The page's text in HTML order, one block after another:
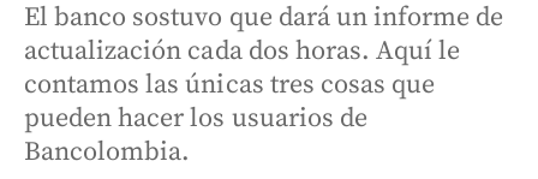
El banco sostuvo que dará un informe de
actualización cada dos horas. Aquí le
contamos las únicas tres cosas que
pueden hacer los usuarios de
Bancolombia.